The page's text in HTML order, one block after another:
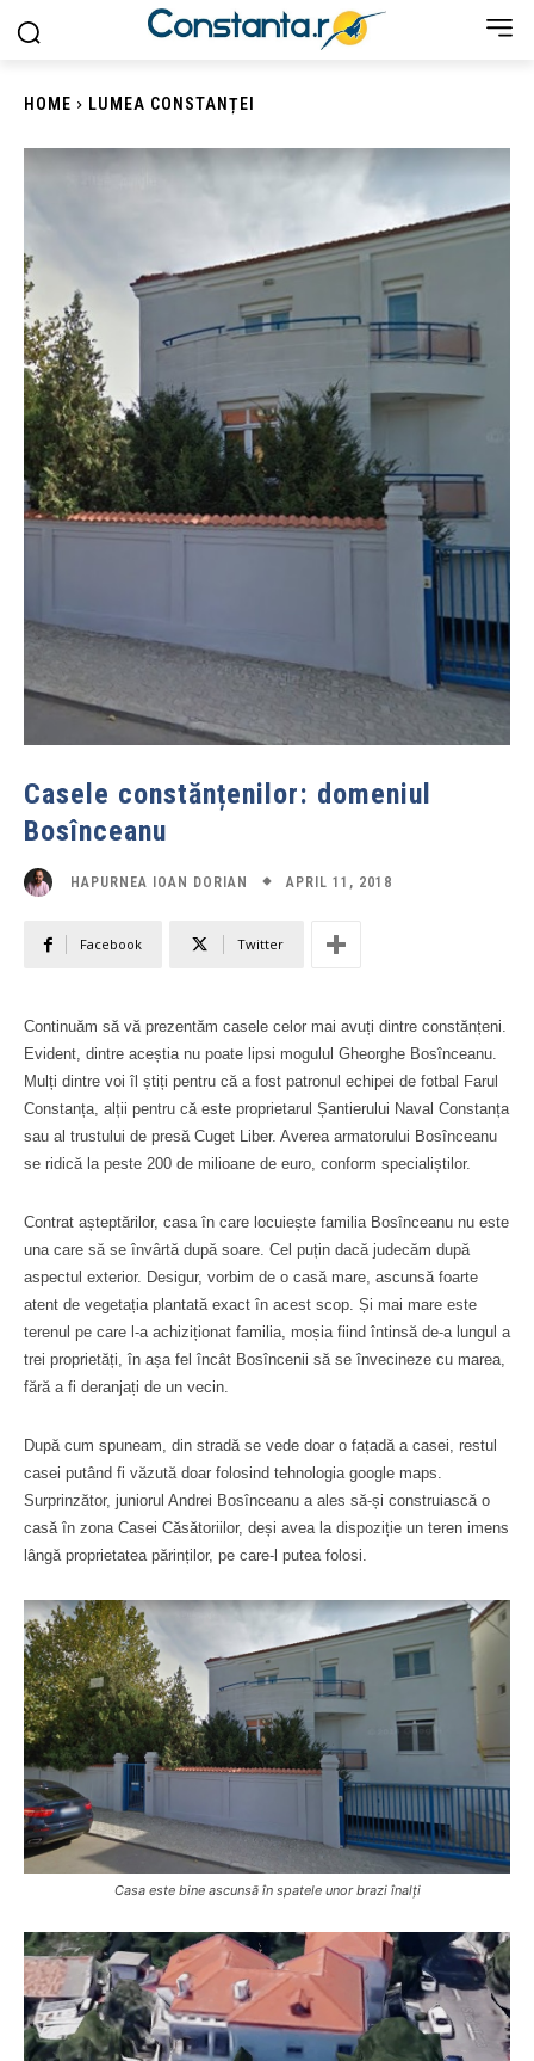
HOME LUMEA CONSTANȚEI
Casele constănțenilor: domeniul
Bosînceanu
HAPURNEA IOAN DORIAN APRIL 11, 2018
Facebook Twitter
Continuăm să vă prezentăm casele celor mai avuți dintre constănțeni.
Evident, dintre aceștia nu poate lipsi mogulul Gheorghe Bosînceanu.
Mulți dintre voi îl știți pentru că a fost patronul echipei de fotbal Farul
Constanța, alții pentru că este proprietarul Șantierului Naval Constanța
sau al trustului de presă Cuget Liber. Averea armatorului Bosînceanu
se ridică la peste 200 de milioane de euro, conform specialiștilor.
Contrat așteptărilor, casa în care locuiește familia Bosînceanu nu este
una care să se învârtă după soare. Cel puțin dacă judecăm după
aspectul exterior. Desigur, vorbim de o casă mare, ascunsă foarte
atent de vegetația plantată exact în acest scop. Și mai mare este
terenul pe care l-a achiziționat familia, moșia fiind întinsă de-a lungul a
trei proprietăți, în așa fel încât Bosîncenii să se învecineze cu marea,
fără a fi deranjați de un vecin.
După cum spuneam, din stradă se vede doar o fațadă a casei, restul
casei putând fi văzută doar folosind tehnologia google maps.
Surprinzător, juniorul Andrei Bosînceanu a ales să-și construiască o
casă în zona Casei Căsătoriilor, deși avea la dispoziție un teren imens
lângă proprietatea părinților, pe care-l putea folosi.
Casa este bine ascunsă în spatele unor brazi înalți